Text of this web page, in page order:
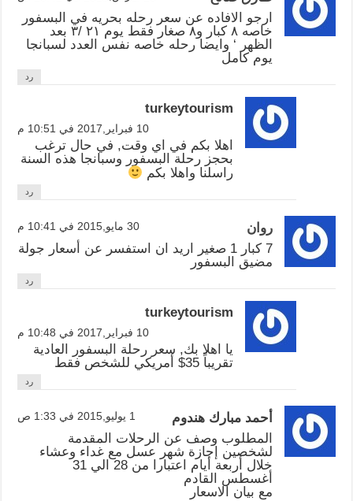
ارجو الافاده عن سعر رحله بحريه في البسفور
خاصه ٨ كبار و٨ صغار فقط يوم ٢١ /٣ بعد
الظهر ‘ وايضا رحله خاصه نفس العدد لسبانجا
يوم كامل
رد
turkeytourism
10 فبراير,2017 في 10:51 م
اهلا بكم في اي وقت, في حال ترغب
بحجز رحلة البسفور وسبانجا هذه السنة
راسلنا واهلا بكم
رد
روان 30 مايو,2015 في 10:41 م
7 كبار 1 صغير اريد ان استفسر عن أسعار جولة
مضيق البسفور
رد
turkeytourism
10 فبراير,2017 في 10:48 م
يا اهلا بك, سعر رحلة البسفور العادية
تقريباً 35$ أمريكي للشخص فقط
رد
أحمد مبارك هندوم 1 يوليو,2015 في 1:33 ص
المطلوب وصف عن الرحلات المقدمة
لشخصين إجازة شهر عسل مع غداء وعشاء
خلال أربعة أيام اعتبارا من 28 الي 31
أغسطس القادم
مع بيان الاسعار